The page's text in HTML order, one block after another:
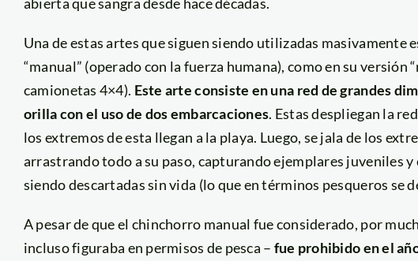
Una de estas artes que siguen siendo utilizadas masivamente
“manual” (operado con la fuerza humana), como en su versión
camionetas 4×4). Este arte consiste en una red de grandes
orilla con el uso de dos embarcaciones. Estas despliegan la
los extremos de esta llegan a la playa. Luego, se jala de los
arrastrando todo a su paso, capturando ejemplares juveniles
siendo descartadas sin vida (lo que en términos pesqueros se
A pesar de que el chinchorro manual fue considerado, por
incluso figuraba en permisos de pesca – fue prohibido en el